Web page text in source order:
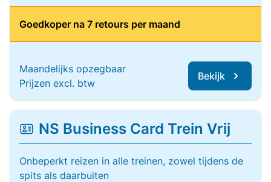
Goedkoper na 7 retours per maand
Maandelijks opzegbaar
Prijzen excl. btw
Bekijk
NS Business Card Trein Vrij
Onbeperkt reizen in alle treinen, zowel tijdens de
spits als daarbuiten